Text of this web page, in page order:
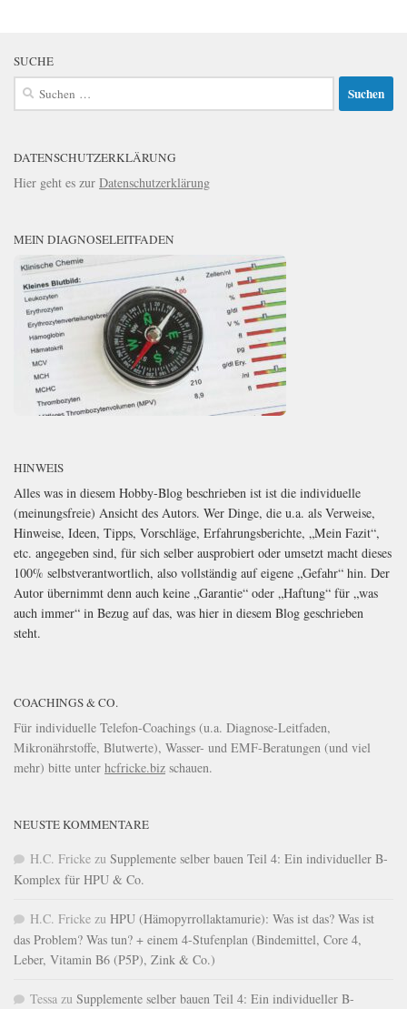
SUCHE
Suchen
nach:
DATENSCHUTZERKLÄRUNG
Hier geht es zur Datenschutzerklärung
MEIN DIAGNOSELEITFADEN
HINWEIS
Alles was in diesem Hobby-Blog beschrieben ist ist die individuelle
(meinungsfreie) Ansicht des Autors. Wer Dinge, die u.a. als Verweise,
Hinweise, Ideen, Tipps, Vorschläge, Erfahrungsberichte, „Mein Fazit“,
etc. angegeben sind, für sich selber ausprobiert oder umsetzt macht dieses
100% selbstverantwortlich, also vollständig auf eigene „Gefahr“ hin. Der
Autor übernimmt denn auch keine „Garantie“ oder „Haftung“ für „was
auch immer“ in Bezug auf das, was hier in diesem Blog geschrieben
steht.
COACHINGS & CO.
Für individuelle Telefon-Coachings (u.a. Diagnose-Leitfaden,
Mikronährstoffe, Blutwerte), Wasser- und EMF-Beratungen (und viel
mehr) bitte unter hcfricke.biz schauen.
NEUSTE KOMMENTARE
H.C. Fricke zu Supplemente selber bauen Teil 4: Ein individueller B-
Komplex für HPU & Co.
H.C. Fricke zu HPU (Hämopyrrollaktamurie): Was ist das? Was ist
das Problem? Was tun? + einem 4-Stufenplan (Bindemittel, Core 4,
Leber, Vitamin B6 (P5P), Zink & Co.)
Tessa zu Supplemente selber bauen Teil 4: Ein individueller B-